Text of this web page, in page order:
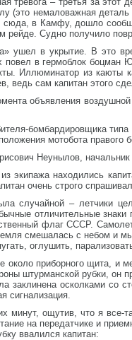
(это немаловажная
сюда, в Камфу, дошло
рейде. Судно получило
ушел в укрытие. В это
повел в гермоблок боцман
Иллюминатор из каюты
ведь сам капитан этого
объявления
бомбардировщика
мотобота
Неунылов, начальник
экипажа находились
очень строго
случайной – летчики
отличительные
флаг СССР.
смешалась с небом и
оглушить,
около приборного щита, и
штурманской рубки, он
заклинена осколками со
сигнализация.
минут, ощутив, что я
на передатчике и
ввалился капитан: